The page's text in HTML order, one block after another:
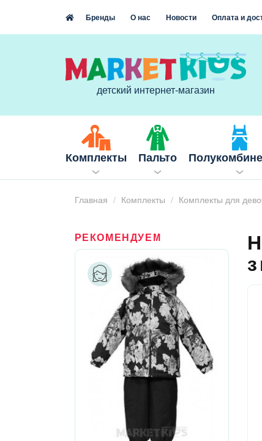
Бренды О нас Новости Оплата и
детский интернет-магазин
Комплекты Пальто
Главная Комплекты Комплекты для
РЕКОМЕНДУЕМ